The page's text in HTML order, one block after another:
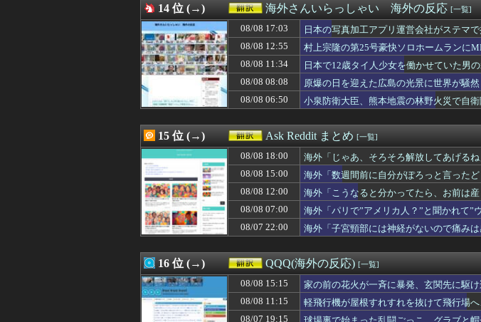
08/07 20:25
韓国人「韓国に10年間の出場権剥奪や過去ワールドカッ
08/07 20:25
海外「彼らこそ真のヒーローだ！」手術中に大地震が
08/07 20:15
【GAME】「Halo Studios」のレイオフ発覚で物議！海外
08/07 20:10
「日本の地方にある中古品店に行ってレトロ品を探して
08/07 20:10
海外「W杯は八百長だった」FIFA会長支持を表明した
08/07 20:05
中国人「日本は外国人を調教してしまうすごい国」 中
08/07 20:05
外国人「日本のアニメに出てくるネコｗｗｗ」（海外の
08/07 20:02
海外「誰の仕業だ？」日本で盗まれた銅像に海外びっ
08/07 20:00
海外「墓地で死体に質問できる回数が決まってて、涙
08/07 19:43
大谷翔平がアンバサダーに就任した企業に世界が騒然
14 位 (→) 海外さんいらっしゃい 海外の反応 [一覧]
08/08 17:03
日本の写真加工アプリ運営会社がステマ
08/08 12:55
村上宗隆の第25号豪快ソロホームランに
08/08 11:34
日本で12歳タイ人少女を働かせていた男
08/08 08:08
原爆の日を迎えた広島の光景に世界が騒
08/08 06:50
小泉防衛大臣、熊本地震の林野火災で自
15 位 (→) Ask Reddit まとめ [一覧]
08/08 18:00
海外「じゃあ、そろそろ解放してあげる
08/08 15:00
海外「数週間前に自分がぽろっと言った
間…
08/08 12:00
海外「こうなると分かってたら、お前は
08/08 07:00
海外「パリで”アメリカ人？”と聞かれて
08/07 22:00
海外「子宮頸部には神経がないので痛み
16 位 (→) QQQ(海外の反応) [一覧]
08/08 15:15
家の前の花火が一斉に暴発、玄関先に駆
08/08 11:15
軽飛行機が屋根すれすれを抜けて飛行場
外の反応】
08/07 19:15